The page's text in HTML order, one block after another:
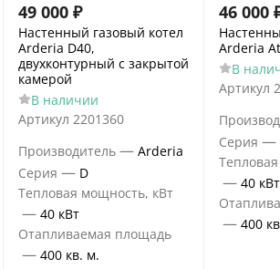
49 000 ₽
Настенный газовый котел
Arderia D40,
двухконтурный с закрытой
камерой
В наличии
Артикул 2201360
Производитель — Arderia
Серия — D
Тепловая мощность, кВт
— 40 кВт
Отапливаемая площадь
— 400 кв. м.
46 000
Arderia
В
Артикул
Серия —
— 40 кВт
— 400